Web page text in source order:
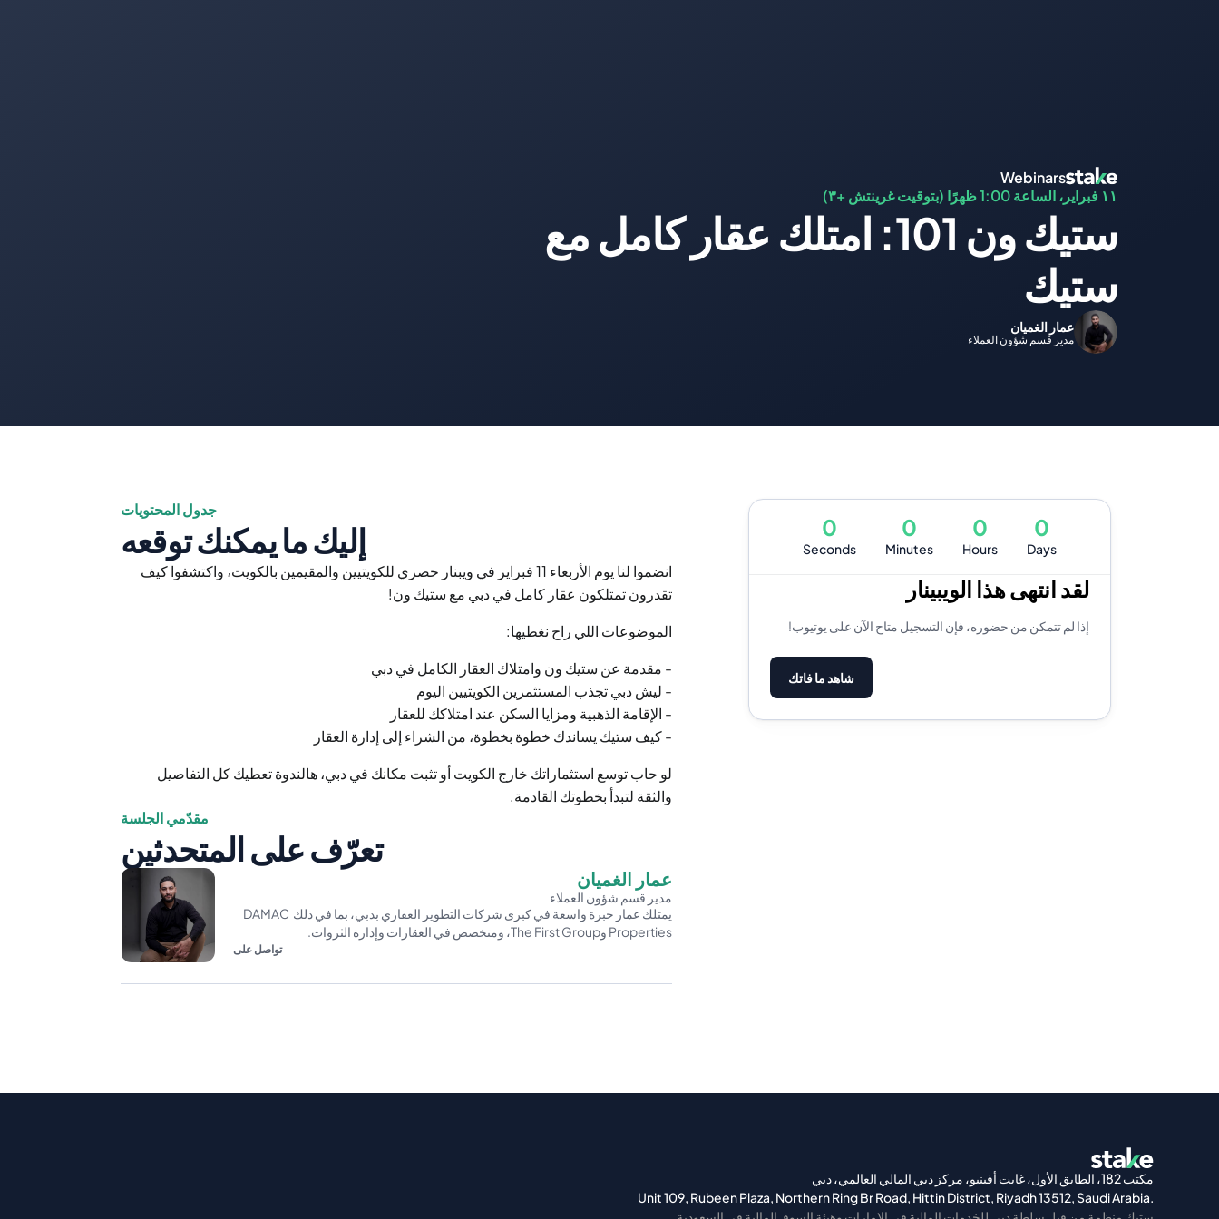
Webinars
١١ فبراير، الساعة 1:00 ظهرًا (بتوقيت غرينتش +٣)
ستيك
عمار الغميان
مدير قسم شؤون العملاء
0
Days
0
Hours
0
Minutes
0
Seconds
لقد انتهى هذا الويبينار
إذا لم تتمكن من حضوره، فإن التسجيل متاح الآن على يوتيوب!
شاهد ما فاتك
جدول المحتويات
إليك ما يمكنك توقعه
تقدرون تمتلكون عقار كامل في دبي مع ستيك ون!
الموضوعات اللي راح نغطيها:
- مقدمة عن ستيك ون وامتلاك العقار الكامل في دبي
- ليش دبي تجذب المستثمرين الكويتيين اليوم
- الإقامة الذهبية ومزايا السكن عند امتلاكك للعقار
- كيف ستيك يساندك خطوة بخطوة، من الشراء إلى إدارة العقار
والثقة لتبدأ بخطوتك القادمة.
مقدّمي الجلسة
تعرّف على المتحدثين
عمار الغميان
مدير قسم شؤون العملاء
يمتلك عمار خبرة واسعة في كبرى شركات التطوير العقاري بدبي، بما في ذلك DAMAC
Properties وThe First Group، ومتخصص في العقارات وإدارة الثروات.
تواصل على
مكتب 182، الطابق الأول، غايت أفينيو، مركز دبي المالي العالمي، دبي
Unit 109, Rubeen Plaza, Northern Ring Br Road, Hittin District, Riyadh 13512, Saudi Arabia.